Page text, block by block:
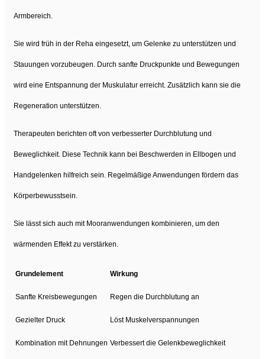
Armbereich.
Sie wird früh in der Reha eingesetzt, um Gelenke zu unterstützen und
Stauungen vorzubeugen. Durch sanfte Druckpunkte und Bewegungen
wird eine Entspannung der Muskulatur erreicht. Zusätzlich kann sie die
Regeneration unterstützen.
Therapeuten berichten oft von verbesserter Durchblutung und
Beweglichkeit. Diese Technik kann bei Beschwerden in Ellbogen und
Handgelenken hilfreich sein. Regelmäßige Anwendungen fördern das
Körperbewusstsein.
Sie lässt sich auch mit Mooranwendungen kombinieren, um den
wärmenden Effekt zu verstärken.
Grundelement Wirkung
Sanfte Kreisbewegungen Regen die Durchblutung an
Gezielter Druck Löst Muskelverspannungen
Kombination mit Dehnungen Verbessert die Gelenkbeweglichkeit